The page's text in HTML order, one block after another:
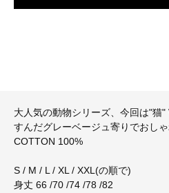
大人気の動物シリーズ、今回は"猫"
すんだグレーベージュ寄りでおしゃ
COTTON 100%
S / M / L / XL / XXL(の順で)
身丈 66 /70 /74 /78 /82